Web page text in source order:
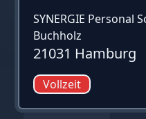
SYNERGIE Personal
Buchholz
21031 Hamburg
Vollzeit